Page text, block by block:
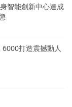
智能創新中心達成
打造震撼動人